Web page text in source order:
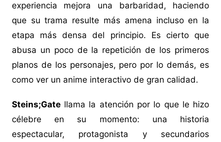
experiencia mejora una barbaridad, haciendo
que su trama resulte más amena incluso en la
etapa más densa del principio. Es cierto que
abusa un poco de la repetición de los primeros
planos de los personajes, pero por lo demás, es
como ver un anime interactivo de gran calidad.
Steins;Gatellama la atención por lo que le hizo
célebre en su momento: una historia
espectacular, protagonista y secundarios